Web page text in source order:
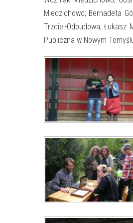
Miedzichowo; Bernadeta
Trzciel-Odbudowa; Łukasz
Publiczna w Nowym